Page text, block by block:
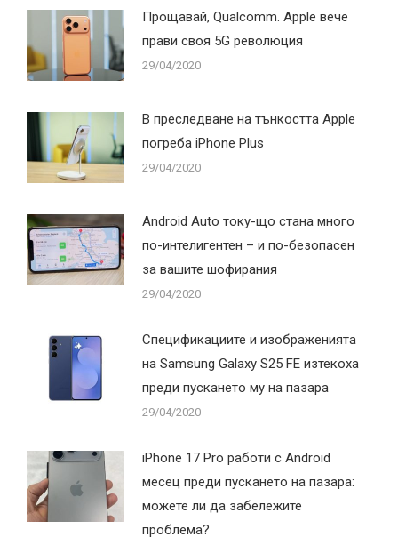
Прощавай, Qualcomm. Apple вече
прави своя 5G революция
29/04/2020
В преследване на тънкостта Apple
погреба iPhone Plus
29/04/2020
Android Auto току-що стана много
по-интелигентен – и по-безопасен
за вашите шофирания
29/04/2020
Спецификациите и изображенията
на Samsung Galaxy S25 FE изтекоха
преди пускането му на пазара
29/04/2020
iPhone 17 Pro работи с Android
месец преди пускането на пазара:
можете ли да забележите
проблема?